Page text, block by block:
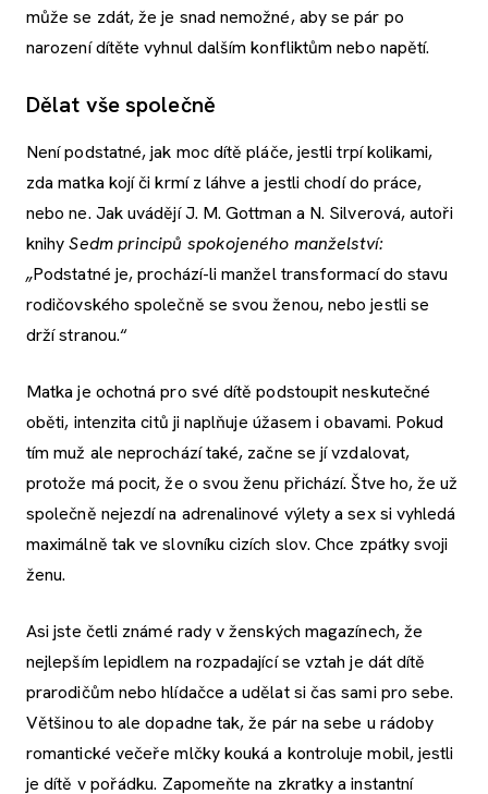
může se zdát, že je snad nemožné, aby se pár po
narození dítěte vyhnul dalším konfliktům nebo napětí.
Dělat vše společně
Není podstatné, jak moc dítě pláče, jestli trpí kolikami,
zda matka kojí či krmí z láhve a jestli chodí do práce,
nebo ne. Jak uvádějí J. M. Gottman a N. Silverová, autoři
knihySedm principů spokojeného manželství:
„Podstatné je, prochází-li manžel transformací do stavu
rodičovského společně se svou ženou, nebo jestli se
drží stranou.“
Matka je ochotná pro své dítě podstoupit neskutečné
oběti, intenzita citů ji naplňuje úžasem i obavami. Pokud
tím muž ale neprochází také, začne se jí vzdalovat,
protože má pocit, že o svou ženu přichází. Štve ho, že už
společně nejezdí na adrenalinové výlety a sex si vyhledá
maximálně tak ve slovníku cizích slov. Chce zpátky svoji
ženu.
Asi jste četli známé rady v ženských magazínech, že
nejlepším lepidlem na rozpadající se vztah je dát dítě
prarodičům nebo hlídačce a udělat si čas sami pro sebe.
Většinou to ale dopadne tak, že pár na sebe u rádoby
romantické večeře mlčky kouká a kontroluje mobil, jestli
je dítě v pořádku. Zapomeňte na zkratky a instantní